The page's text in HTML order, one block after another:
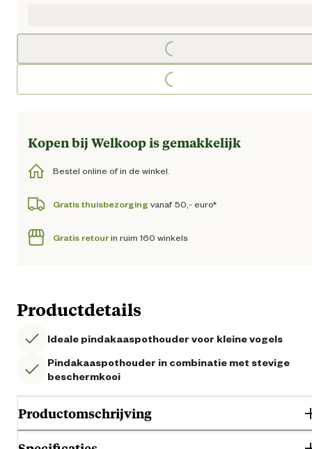
Loading...
Loading...
Kopen bij Welkoop is gemakkelijk
Bestel online of in de winkel.
Gratis thuisbezorging vanaf 50,- euro*
Gratis retourin ruim 160 winkels
Productdetails
Ideale pindakaaspothouder voor kleine vogels
Pindakaaspothouder in combinatie met stevige
beschermkooi
Productomschrijving